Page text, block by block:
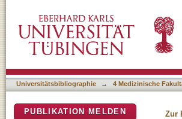
study
Universitätsbibliographie → 4 Medizinische
Zur
PUBLIKATION MELDEN